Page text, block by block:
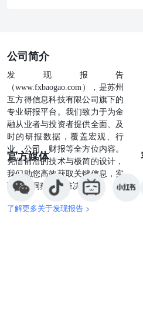
可靠性不作任何保证。本报
映本公司于发布本报告当日
的价格可升可跌，过往表
同时期，或因使用不同假设
法，本公司可发出与本报
报告，对此本公司可不发
所含信息保持在最新状态
可在不发出通知的情形下
应的更新或修改。 本报告
别客户，不构成客户私人咨
任何意见或建议是否符合其
告中的信息或所表述的意
在任何情况下，本公司、本
资者一定获利，不与投资
使用本报告中的任何内容
此有关的其他损失负任何
出的任何投资决策与本公
关。市场有风险，投资需
出投资决策的唯一参考因
士咨询并谨慎决策。 版权
有，未经书面许可，任何
公司简介
发现报告
（www.fxbaogao.com），是苏州
互方得信息科技有限公司旗下的
专业研报平台。我们致力于为金
融从业者与投资者提供全面、及
时的研报数据，覆盖宏观、行
业、公司、财报等全方位内容。
凭借前沿的技术与极简的设计，
我们助您高效获取关键信息，实
现深度洞察与精准决策。
了解更多关于发现报告 >
官方媒体